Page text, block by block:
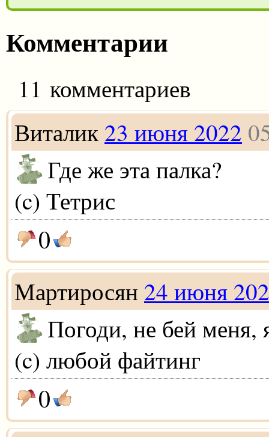
Комментарии
11 комментариев
Виталик 23 июня 2022
Где же эта палка?
(c) Тетрис
0
Мартиросян 24 июня
Погоди, не бей меня,
(c) любой файтинг
0